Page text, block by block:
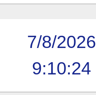
7/8/2026
9:10:24